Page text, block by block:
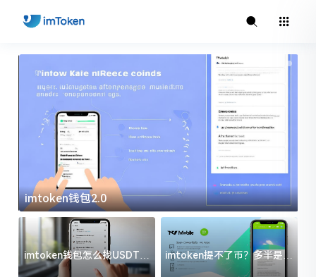
imtoken钱包2.0
imtoken钱包怎么找USDT地
址？三步搞定不踩坑
imtoken提不了币？多半是这
几件事没处理好